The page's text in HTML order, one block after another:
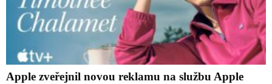
Apple zveřejnil novou reklamu na službu Apple